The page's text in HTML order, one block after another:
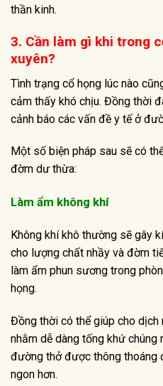
thần kinh.
3. Cần làm gì khi trong
xuyên?
Tình trạng cổ họng lúc nào
cảm thấy khó chịu. Đồng thời
cảnh báo các vấn đề y tế ở
Một số biện pháp sau sẽ có
đờm dư thừa:
Làm ẩm không khí
Không khí khô thường sẽ gây
cho lượng chất nhầy và đờm
làm ẩm phun sương trong
họng.
Đồng thời có thể giúp cho dịch
nhằm dễ dàng tống khứ
đường thở được thông thoáng
ngon hơn.